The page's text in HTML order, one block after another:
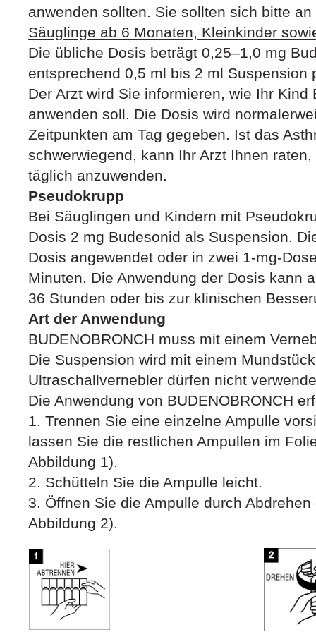
anwenden sollten. Sie sollten sich bitte
Säuglinge ab 6 Monaten, Kleinkinder
Die übliche Dosis beträgt 0,25–1,0 mg
entsprechend 0,5 ml bis 2 ml Suspension
Der Arzt wird Sie informieren, wie Ihr Kind
anwenden soll. Die Dosis wird
Zeitpunkten am Tag gegeben. Ist das
schwerwiegend, kann Ihr Arzt Ihnen
täglich anzuwenden.
Pseudokrupp
Bei Säuglingen und Kindern mit
Dosis 2 mg Budesonid als Suspension.
Dosis angewendet oder in zwei 1-mg-
Minuten. Die Anwendung der Dosis kann
36 Stunden oder bis zur klinischen
Art der Anwendung
BUDENOBRONCH muss mit einem
Die Suspension wird mit einem
Ultraschallvernebler dürfen nicht
Die Anwendung von BUDENOBRONCH
1. Trennen Sie eine einzelne Ampulle
lassen Sie die restlichen Ampullen im
Abbildung 1).
2. Schütteln Sie die Ampulle leicht.
3. Öffnen Sie die Ampulle durch
Abbildung 2).